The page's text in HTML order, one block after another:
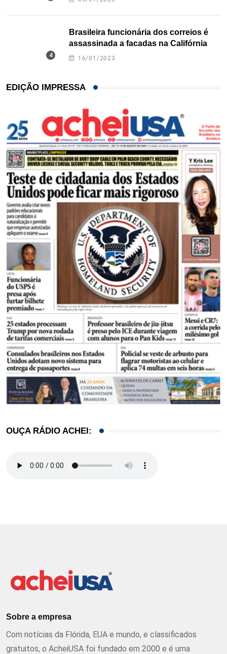
Brasileira funcionária dos correios é
assassinada a facadas na Califórnia
16/01/2023
EDIÇÃO IMPRESSA
OUÇA RÁDIO ACHEI:
Sobre a empresa
Com notícias da Flórida, EUA e mundo, e classificados
gratuitos, o AcheiUSA foi fundado em 2000 e é uma